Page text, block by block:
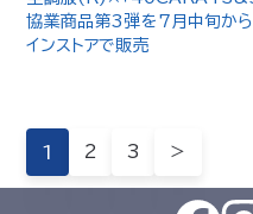
協業商品第3弾を7月中旬から
インストアで販売
1 2 3 ＞